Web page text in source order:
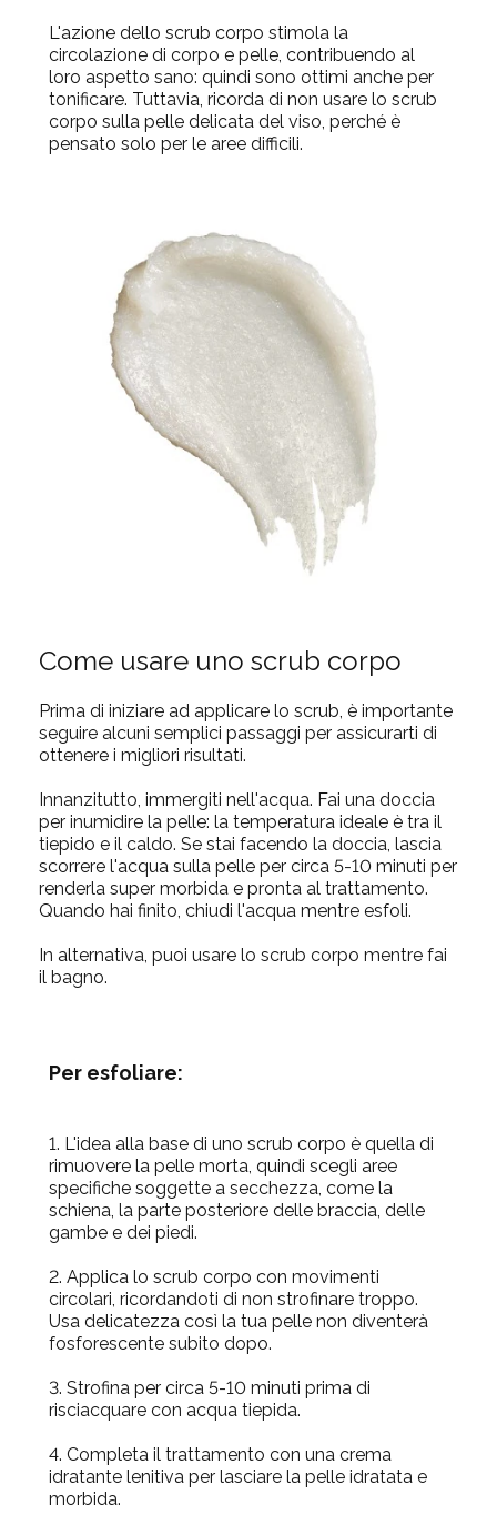
L'azione dello scrub corpo stimola la
circolazione di corpo e pelle, contribuendo al
loro aspetto sano: quindi sono ottimi anche per
tonificare. Tuttavia, ricorda di non usare lo scrub
corpo sulla pelle delicata del viso, perché è
pensato solo per le aree difficili.
Come usare uno scrub corpo
Prima di iniziare ad applicare lo scrub, è importante
seguire alcuni semplici passaggi per assicurarti di
ottenere i migliori risultati.
Innanzitutto, immergiti nell'acqua. Fai una doccia
per inumidire la pelle: la temperatura ideale è tra il
tiepido e il caldo. Se stai facendo la doccia, lascia
scorrere l'acqua sulla pelle per circa 5-10 minuti per
renderla super morbida e pronta al trattamento.
Quando hai finito, chiudi l'acqua mentre esfoli.
In alternativa, puoi usare lo scrub corpo mentre fai
il bagno.
Per esfoliare:
1. L'idea alla base di uno scrub corpo è quella di
rimuovere la pelle morta, quindi scegli aree
specifiche soggette a secchezza, come la
schiena, la parte posteriore delle braccia, delle
gambe e dei piedi.
2. Applica lo scrub corpo con movimenti
circolari, ricordandoti di non strofinare troppo.
Usa delicatezza così la tua pelle non diventerà
fosforescente subito dopo.
3. Strofina per circa 5-10 minuti prima di
risciacquare con acqua tiepida.
4. Completa il trattamento con una crema
idratante lenitiva per lasciare la pelle idratata e
morbida.